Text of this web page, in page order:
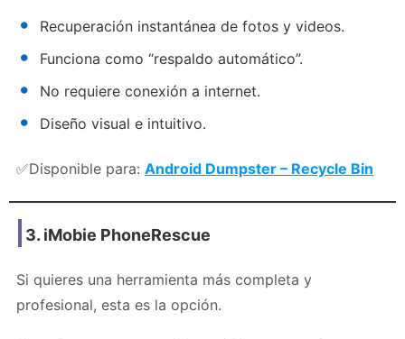
Recuperación instantánea de fotos y videos.
Funciona como “respaldo automático”.
No requiere conexión a internet.
Diseño visual e intuitivo.
✅Disponible para: Android Dumpster – Recycle Bin
3. iMobie PhoneRescue
Si quieres una herramienta más completa y
profesional, esta es la opción.